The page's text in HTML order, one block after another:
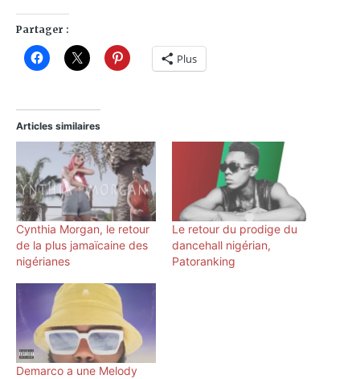
Partager :
Plus
Articles similaires
Cynthia Morgan, le retour
de la plus jamaïcaine des
nigérianes
Le retour du prodige du
dancehall nigérian,
Patoranking
Demarco a une Melody